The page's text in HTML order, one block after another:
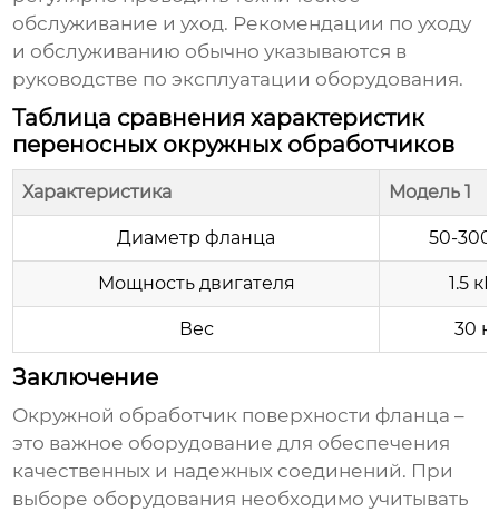
обслуживание и уход. Рекомендации по уходу
и обслуживанию обычно указываются в
руководстве по эксплуатации оборудования.
Таблица сравнения характеристик
переносных окружных обработчиков
Характеристика Модель 1
Диаметр фланца 50-
Мощность двигателя 1.5
Вес 30
Заключение
Окружной обработчик поверхности фланца –
это важное оборудование для обеспечения
качественных и надежных соединений. При
выборе оборудования необходимо учитывать